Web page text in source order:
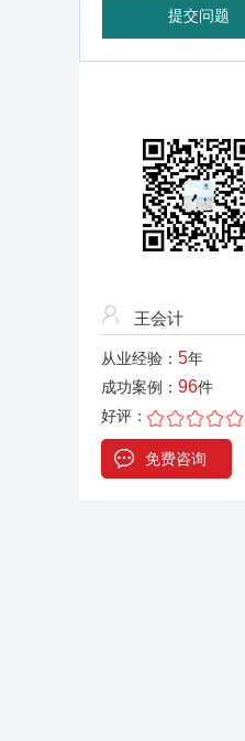
王会计
从业经验： 5年
成功案例： 96件
好评：
免费咨询